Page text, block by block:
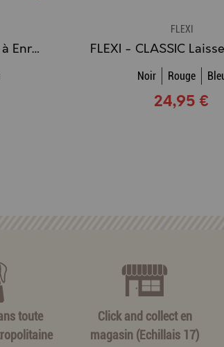
FLEXI - CLASSIC Laisse à Enrouleur CORDON - 3m (XS)
FLEXI
Noir Rouge
24,95 €
toute
Click and collect en
magasin (Echillais 17)